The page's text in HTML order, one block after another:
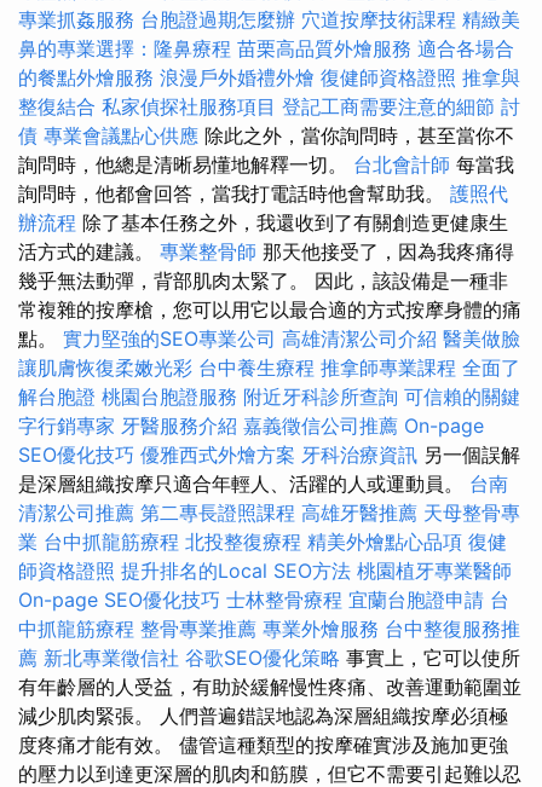
專業抓姦服務 台胞證過期怎麼辦 穴道按摩技術課程 精緻美
鼻的專業選擇：隆鼻療程 苗栗高品質外燴服務 適合各場合
的餐點外燴服務 浪漫戶外婚禮外燴 復健師資格證照 推拿與
整復結合 私家偵探社服務項目 登記工商需要注意的細節 討
債 專業會議點心供應 除此之外，當你詢問時，甚至當你不
詢問時，他總是清晰易懂地解釋一切。 台北會計師 每當我
詢問時，他都會回答，當我打電話時他會幫助我。 護照代
辦流程 除了基本任務之外，我還收到了有關創造更健康生
活方式的建議。 專業整骨師 那天他接受了，因為我疼痛得
幾乎無法動彈，背部肌肉太緊了。 因此，該設備是一種非
常複雜的按摩槍，您可以用它以最合適的方式按摩身體的痛
點。 實力堅強的SEO專業公司 高雄清潔公司介紹 醫美做臉
讓肌膚恢復柔嫩光彩 台中養生療程 推拿師專業課程 全面了
解台胞證 桃園台胞證服務 附近牙科診所查詢 可信賴的關鍵
字行銷專家 牙醫服務介紹 嘉義徵信公司推薦 On-page
SEO優化技巧 優雅西式外燴方案 牙科治療資訊 另一個誤解
是深層組織按摩只適合年輕人、活躍的人或運動員。 台南
清潔公司推薦 第二專長證照課程 高雄牙醫推薦 天母整骨專
業 台中抓龍筋療程 北投整復療程 精美外燴點心品項 復健
師資格證照 提升排名的Local SEO方法 桃園植牙專業醫師
On-page SEO優化技巧 士林整骨療程 宜蘭台胞證申請 台
中抓龍筋療程 整骨專業推薦 專業外燴服務 台中整復服務推
薦 新北專業徵信社 谷歌SEO優化策略 事實上，它可以使所
有年齡層的人受益，有助於緩解慢性疼痛、改善運動範圍並
減少肌肉緊張。 人們普遍錯誤地認為深層組織按摩必須極
度疼痛才能有效。 儘管這種類型的按摩確實涉及施加更強
的壓力以到達更深層的肌肉和筋膜，但它不需要引起難以忍